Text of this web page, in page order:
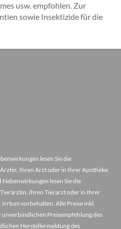
usw. empfohlen. Zur
sowie Insektizide für die
lesen Sie die
Ihren Arzt oder in Ihrer Apotheke.
lesen Sie die
Tierärztin, Ihren Tierarzt oder in Ihrer
vorbehalten. Alle Preise inkl.
unverbindlichen Preisempfehlung des
Herstellermeldung des